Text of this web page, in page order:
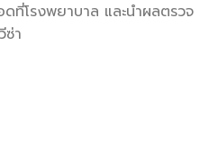
ดที่โรงพยาบาล และนำผลตรวจ
ซ่า